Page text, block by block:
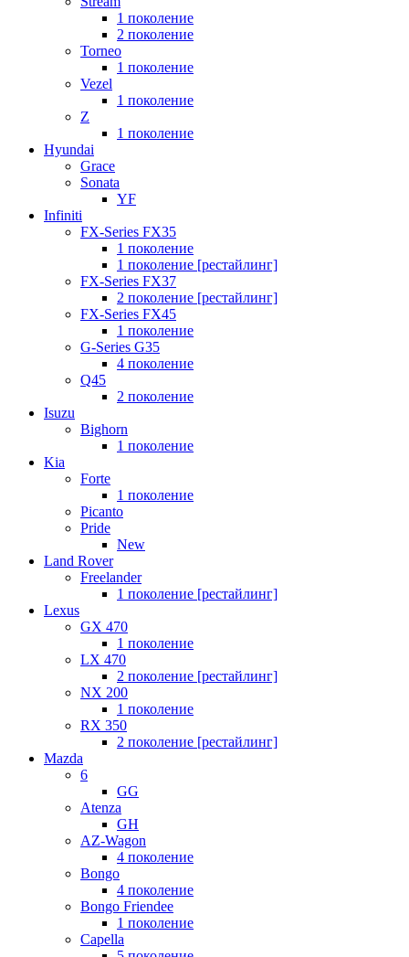
1 поколение
2 поколение
Torneo
1 поколение
Vezel
1 поколение
Z
1 поколение
Hyundai
Grace
Sonata
YF
Infiniti
FX-Series FX35
1 поколение
1 поколение [рестайлинг]
FX-Series FX37
2 поколение [рестайлинг]
FX-Series FX45
1 поколение
G-Series G35
4 поколение
Q45
2 поколение
Isuzu
Bighorn
1 поколение
Kia
Forte
1 поколение
Picanto
Pride
New
Land Rover
Freelander
1 поколение [рестайлинг]
Lexus
GX 470
1 поколение
LX 470
2 поколение [рестайлинг]
NX 200
1 поколение
RX 350
2 поколение [рестайлинг]
Mazda
6
GG
Atenza
GH
AZ-Wagon
4 поколение
Bongo
4 поколение
Bongo Friendee
1 поколение
Capella